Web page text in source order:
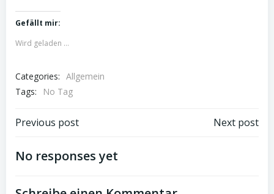
Gefällt mir:
Wird geladen …
Categories: Allgemein
Tags:
No Tag
Post
navigation
Previous post Next post
No responses yet